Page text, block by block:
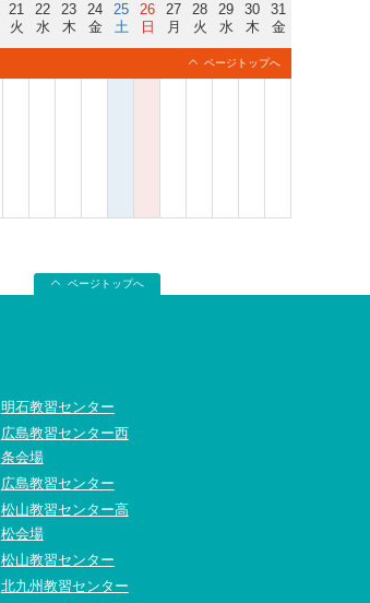
21
火
22
水
23
木
24
金
25
土
26
日
27
月
28
火
29
水
30
木
31
金
ページトップへ
ページトップへ
明石教習センター
広島教習センター西
条会場
広島教習センター
松山教習センター高
松会場
松山教習センター
北九州教習センター